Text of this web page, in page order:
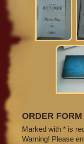
ORDER FORM
Marked with * is
Warning! Please